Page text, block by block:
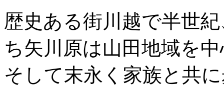
歴史ある街川越で半世
ち矢川原は山田地域を
そして末永く家族と共